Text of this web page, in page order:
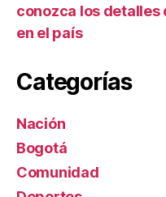
conozca los detalles
en el país
Categorías
Nación
Bogotá
Comunidad